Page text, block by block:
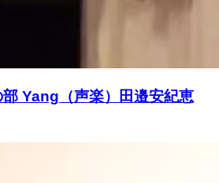
Yang（声楽）田邉安紀恵